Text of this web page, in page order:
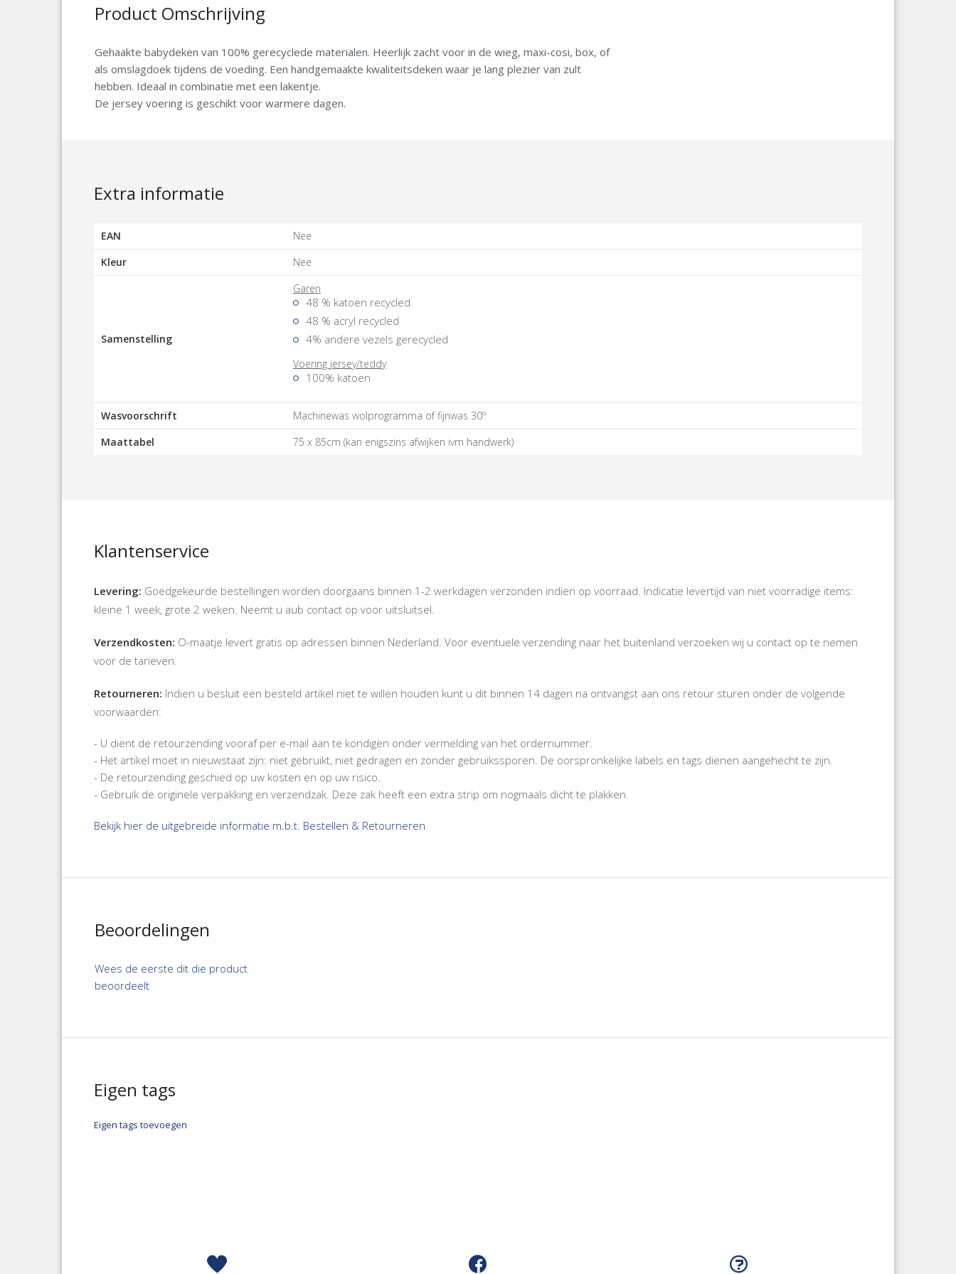
Product Omschrijving
Gehaakte babydeken van 100% gerecyclede materialen. Heerlijk zacht voor in de wieg, maxi-cosi, box, of
als omslagdoek tijdens de voeding. Een handgemaakte kwaliteitsdeken waar je lang plezier van zult
hebben. Ideaal in combinatie met een lakentje.
De jersey voering is geschikt voor warmere dagen.
Extra informatie
EAN
Nee
Kleur
Nee
Samenstelling
Garen
48 % katoen recycled
48 % acryl recycled
4% andere vezels gerecycled
Voering jersey/teddy
100% katoen
Wasvoorschrift
Machinewas wolprogramma of fijnwas 30º
Maattabel
75 x 85cm (kan enigszins afwijken ivm handwerk)
Klantenservice
Levering: Goedgekeurde bestellingen worden doorgaans binnen 1-2 werkdagen verzonden indien op voorraad. Indicatie levertijd van niet voorradige items:
kleine 1 week, grote 2 weken. Neemt u aub contact op voor uitsluitsel.
Verzendkosten: O-maatje levert gratis op adressen binnen Nederland. Voor eventuele verzending naar het buitenland verzoeken wij u contact op te nemen
voor de tarieven.
Retourneren: Indien u besluit een besteld artikel niet te willen houden kunt u dit binnen 14 dagen na ontvangst aan ons retour sturen onder de volgende
voorwaarden:
- U dient de retourzending vooraf per e-mail aan te kondigen onder vermelding van het ordernummer.
- Het artikel moet in nieuwstaat zijn: niet gebruikt, niet gedragen en zonder gebruikssporen. De oorspronkelijke labels en tags dienen aangehecht te zijn.
- De retourzending geschied op uw kosten en op uw risico.
- Gebruik de originele verpakking en verzendzak. Deze zak heeft een extra strip om nogmaals dicht te plakken.
Bekijk hier de uitgebreide informatie m.b.t. Bestellen & Retourneren
Beoordelingen
Wees de eerste dit die product
beoordeelt
Eigen tags
Eigen tags toevoegen